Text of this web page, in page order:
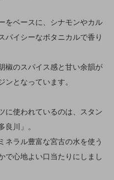
をベースに、シナモンやカル
パイシーなボタニカルで香り
椒のスパイス感と甘い余韻が
ンとなっています。
に使われているのは、スタン
良川」。
ネラル豊富な宮古の水を使う
で心地よい口当たりにしまし